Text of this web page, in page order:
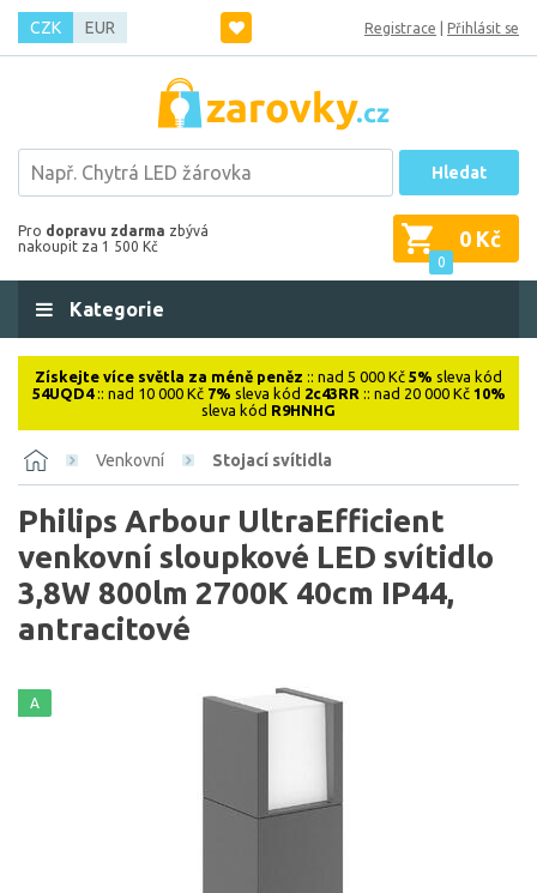
CZK EUR Registrace Přihlásit se
Hledat
Pro dopravu zdarma zbývá
nakoupit za 1 500 Kč
0
0 Kč
Kategorie
Získejte více světla za méně peněz :: nad 5 000 Kč 5% sleva kód
54UQD4:: nad 10 000 Kč 7% sleva kód 2c43RR :: nad 20 000 Kč 10%
sleva kód R9HNHG
Venkovní Stojací svítidla
Philips Arbour UltraEfficient
venkovní sloupkové LED svítidlo
3,8W 800lm 2700K 40cm IP44,
antracitové
A